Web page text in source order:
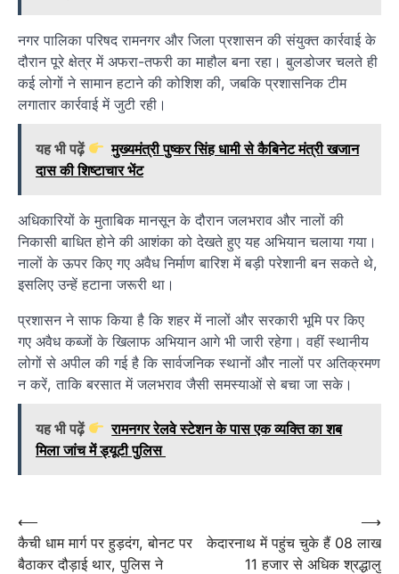
नगर पालिका परिषद रामनगर और जिला प्रशासन की संयुक्त कार्रवाई के
दौरान पूरे क्षेत्र में अफरा-तफरी का माहौल बना रहा। बुलडोजर चलते ही
कई लोगों ने सामान हटाने की कोशिश की, जबकि प्रशासनिक टीम
लगातार कार्रवाई में जुटी रही।
यह भी पढ़ें
मुख्यमंत्री पुष्कर सिंह धामी से कैबिनेट मंत्री खजान
दास की शिष्टाचार भेंट
अधिकारियों के मुताबिक मानसून के दौरान जलभराव और नालों की
निकासी बाधित होने की आशंका को देखते हुए यह अभियान चलाया गया।
नालों के ऊपर किए गए अवैध निर्माण बारिश में बड़ी परेशानी बन सकते थे,
इसलिए उन्हें हटाना जरूरी था।
प्रशासन ने साफ किया है कि शहर में नालों और सरकारी भूमि पर किए
गए अवैध कब्जों के खिलाफ अभियान आगे भी जारी रहेगा। वहीं स्थानीय
लोगों से अपील की गई है कि सार्वजनिक स्थानों और नालों पर अतिक्रमण
न करें, ताकि बरसात में जलभराव जैसी समस्याओं से बचा जा सके।
यह भी पढ़ें
रामनगर रेलवे स्टेशन के पास एक व्यक्ति का शब
मिला जांच में ड्यूटी पुलिस
Post
navigation
⟵
कैची धाम मार्ग पर हुड़दंग, बोनट पर
बैठाकर दौड़ाई थार, पुलिस ने
केदारनाथ में पहुंच चुके हैं 08 लाख
11 हजार से अधिक श्रद्धालु
⟶